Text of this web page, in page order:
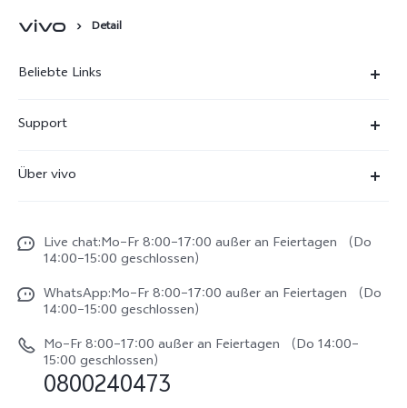
Detail
Beliebte Links
X300
V70
V70 FE
Y31e 5G
vivo Buds Air3
Support
Funtouch OS
IMEI-Authentifizierung
System Verbesserung
Reparaturerfassung
Benutzerhandbuch
Über vivo
Impressum
Rechtliche Hinweise
vivo Datenschutzcenter
Live chat:Mo–Fr 8:00–17:00 außer an Feiertagen （Do
14:00–15:00 geschlossen）
WhatsApp:Mo–Fr 8:00–17:00 außer an Feiertagen （Do
14:00–15:00 geschlossen）
Mo–Fr 8:00–17:00 außer an Feiertagen （Do 14:00–
15:00 geschlossen）
0800240473